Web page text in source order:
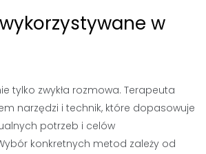
w
tylko zwykła rozmowa. Terapeuta
narzędzi i technik, które dopasowuje
potrzeb i celów
konkretnych metod zależy od